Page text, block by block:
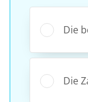
Die
Die